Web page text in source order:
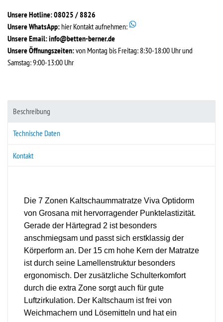
Unsere Hotline: 08025 / 8826
Unsere WhatsApp: hier Kontakt aufnehmen:
Unsere Email:info@betten-berner.de
Unsere Öffnungszeiten:von Montag bis Freitag: 8:30-18:00 Uhr und
Samstag: 9:00-13:00 Uhr
Beschreibung
Technische Daten
Kontakt
Die 7 Zonen Kaltschaummatratze Viva Optidorm
von Grosana mit hervorragender Punktelastizität.
Gerade der Härtegrad 2 ist besonders
anschmiegsam und passt sich erstklassig der
Körperform an. Der 15 cm hohe Kern der Matratze
ist durch seine Lamellenstruktur besonders
ergonomisch. Der zusätzliche Schulterkomfort
durch die extra Zone sorgt auch für gute
Luftzirkulation. Der Kaltschaum ist frei von
Weichmachern und Lösemitteln und hat ein